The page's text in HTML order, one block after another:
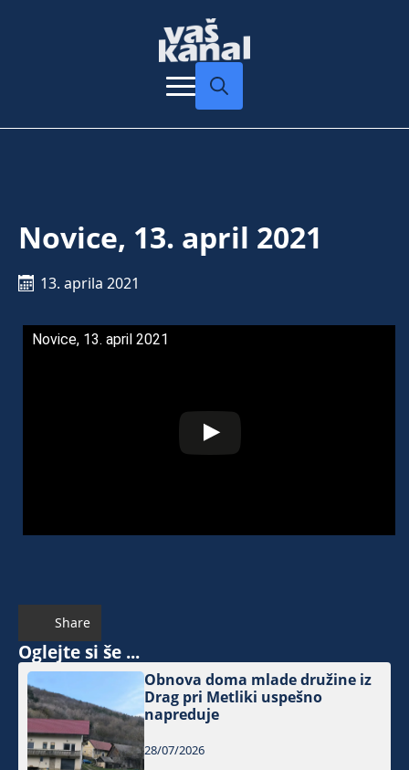
Novice, 13. april 2021
13. aprila 2021
Novice, 13. april 2021
Share
Oglejte si še ...
Obnova doma mlade družine iz
Drag pri Metliki uspešno
napreduje
28/07/2026